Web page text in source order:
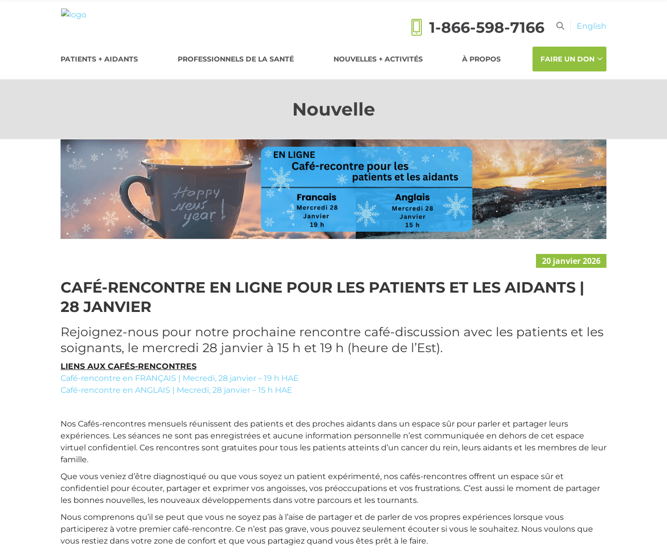
1-866-598-7166 English
PATIENTS + AIDANTS PROFESSIONNELS DE LA SANTÉ NOUVELLES + ACTIVITÉS À PROPOS FAIRE UN DON
Nouvelle
20 janvier 2026
CAFÉ-RENCONTRE EN LIGNE POUR LES PATIENTS ET LES AIDANTS |
28 JANVIER
Rejoignez-nous pour notre prochaine rencontre café-discussion avec les patients et les
soignants, le mercredi 28 janvier à 15 h et 19 h (heure de l’Est).
LIENS AUX CAFÉS-RENCONTRES
Café-rencontre en FRANÇAIS | Mecredi, 28 janvier – 19 h HAE
Café-rencontre en ANGLAIS | Mecredi, 28 janvier – 15 h HAE
Nos Cafés-rencontres mensuels réunissent des patients et des proches aidants dans un espace sûr pour parler et partager leurs
expériences. Les séances ne sont pas enregistrées et aucune information personnelle n’est communiquée en dehors de cet espace
virtuel confidentiel. Ces rencontres sont gratuites pour tous les patients atteints d’un cancer du rein, leurs aidants et les membres de leur
famille.
Que vous veniez d’être diagnostiqué ou que vous soyez un patient expérimenté, nos cafés-rencontres offrent un espace sûr et
confidentiel pour écouter, partager et exprimer vos angoisses, vos préoccupations et vos frustrations. C’est aussi le moment de partager
les bonnes nouvelles, les nouveaux développements dans votre parcours et les tournants.
Nous comprenons qu’il se peut que vous ne soyez pas à l’aise de partager et de parler de vos propres expériences lorsque vous
participerez à votre premier café-rencontre. Ce n’est pas grave, vous pouvez seulement écouter si vous le souhaitez. Nous voulons que
vous restiez dans votre zone de confort et que vous partagiez quand vous êtes prêt à le faire.